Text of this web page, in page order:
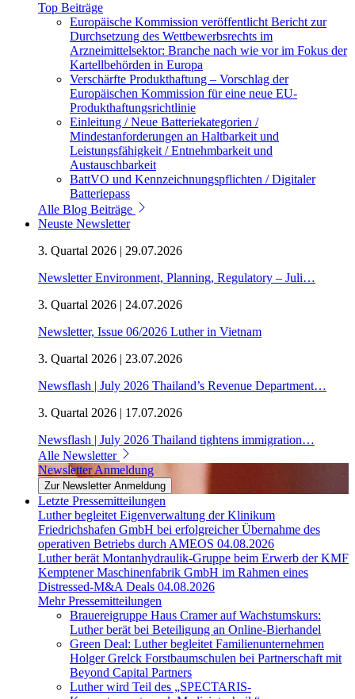
Top Beiträge
Europäische Kommission veröffentlicht Bericht zur
Durchsetzung des Wettbewerbsrechts im
Arzneimittelsektor: Branche nach wie vor im Fokus der
Kartellbehörden in Europa
Verschärfte Produkthaftung – Vorschlag der
Europäischen Kommission für eine neue EU-
Produkthaftungsrichtlinie
Einleitung / Neue Batteriekategorien /
Mindestanforderungen an Haltbarkeit und
Leistungsfähigkeit / Entnehmbarkeit und
Austauschbarkeit
BattVO und Kennzeichnungspflichten / Digitaler
Batteriepass
Alle Blog Beiträge
Neuste Newsletter
3. Quartal 2026 | 29.07.2026
Newsletter Environment, Planning, Regulatory – Juli…
3. Quartal 2026 | 24.07.2026
Newsletter, Issue 06/2026 Luther in Vietnam
3. Quartal 2026 | 23.07.2026
Newsflash | July 2026 Thailand’s Revenue Department…
3. Quartal 2026 | 17.07.2026
Newsflash | July 2026 Thailand tightens immigration…
Alle Newsletter
Newsletter Anmeldung
Zur Newsletter Anmeldung
Letzte Pressemitteilungen
Luther begleitet Eigenverwaltung der Klinikum
Friedrichshafen GmbH bei erfolgreicher Übernahme des
operativen Betriebs durch AMEOS 04.08.2026
Luther berät Montanhydraulik-Gruppe beim Erwerb der KMF
Kemptener Maschinenfabrik GmbH im Rahmen eines
Distressed-M&A Deals 04.08.2026
Mehr Pressemitteilungen
Brauereigruppe Haus Cramer auf Wachstumskurs:
Luther berät bei Beteiligung an Online-Bierhandel
Green Deal: Luther begleitet Familienunternehmen
Holger Grelck Forstbaumschulen bei Partnerschaft mit
Beyond Capital Partners
Luther wird Teil des „SPECTARIS-